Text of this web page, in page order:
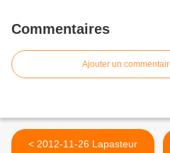
Commentaires
Ajouter un
< 2012-11-26 Lapasteur